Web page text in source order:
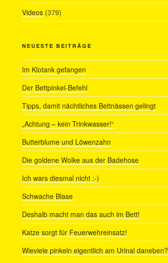
Videos(379)
NEUESTE BEITRÄGE
Im Klotank gefangen
Der Bettpinkel-Befehl
Tipps, damit nächtliches Bettnässen gelingt
„Achtung – kein Trinkwasser!“
Butterblume und Löwenzahn
Die goldene Wolke aus der Badehose
Ich wars diesmal nicht :-)
Schwache Blase
Deshalb macht man das auch im Bett!
Katze sorgt für Feuerwehreinsatz!
Wieviele pinkeln eigentlich am Urinal daneben?